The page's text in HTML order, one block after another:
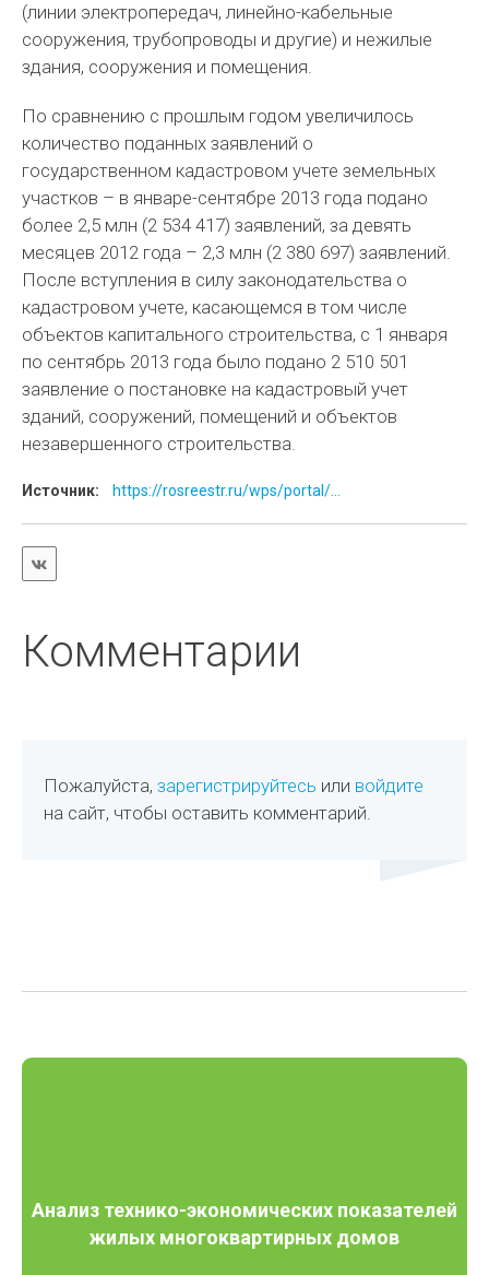
(линии электропередач, линейно-кабельные
сооружения, трубопроводы и другие) и нежилые
здания, сооружения и помещения.
По сравнению с прошлым годом увеличилось
количество поданных заявлений о
государственном кадастровом учете земельных
участков – в январе-сентябре 2013 года подано
более 2,5 млн (2 534 417) заявлений, за девять
месяцев 2012 года – 2,3 млн (2 380 697) заявлений.
После вступления в силу законодательства о
кадастровом учете, касающемся в том числе
объектов капитального строительства, с 1 января
по сентябрь 2013 года было подано 2 510 501
заявление о постановке на кадастровый учет
зданий, сооружений, помещений и объектов
незавершенного строительства.
Источник: https://rosreestr.ru/wps/portal/...
Комментарии
Пожалуйста,зарегистрируйтесь или войдите
на сайт, чтобы оставить комментарий.
Анализ технико-экономических показателей
жилых многоквартирных домов